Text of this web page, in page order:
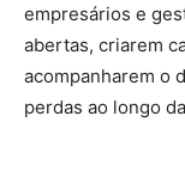
empresários e
abertas, criarem
acompanharem o
perdas ao longo